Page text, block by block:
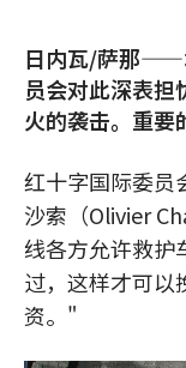
日内瓦/萨那——
员会对此深表
火的袭击。重要
红十字国际委员
沙索（Olivier
线各方允许救护
过，这样才可以
资。"